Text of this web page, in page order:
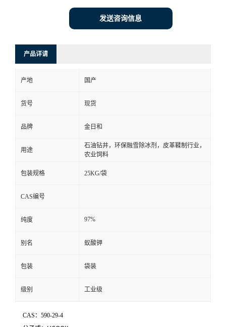
发送咨询信息
产品详请
产地 国产
货号 现货
品牌 金日和
用途
石油钻井，环保融雪除冰剂，皮革鞣制行业，
农业饲料
包装规格 25KG/袋
CAS编号
纯度 97%
别名 蚁酸钾
包装 袋装
级别 工业级
CAS：590-29-4